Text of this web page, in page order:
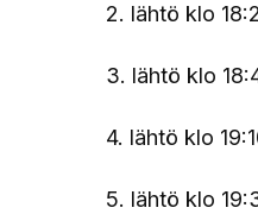
2. lähtö klo
3. lähtö klo
4. lähtö klo
5. lähtö klo